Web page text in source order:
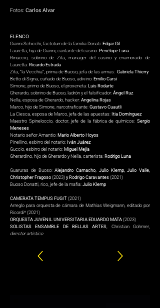
Fotos: Carlos Alvar
ELENCO
Gianni Schicchi, factotum de la familia Donati:Edgar Gil
Lauretta, hija de Gianni, cantante del casino:Penélope Luna
Rinuccio, sobrino de Zita, manager del casino y enamorado de
Lauretta:Ricardo Estrada
Zita, “la Vecchia”, prima de Buoso, jefa de las armas: Gabriela Thierry
Betto di Signa, cuñado de Buoso, adivino:Emilio Carsi
Simone, primo de Buoso, el proxeneta:Luis Rodarte
Gherardo, sobrino de Buoso, ladrón y el falsificador:Ángel Ruz
Nella, esposa de Gherardo, hacker:Angelina Rojas
Marco, hijo de Simone, narcotraficante:Gustavo Cuautli
La Ciesca, esposa de Marco, jefa de las apuestas:Itia Domínguez
Maestro Spineloccio, doctor, jefe de la fábrica de químicos: Sergio
Meneses
Notario señor Amantio:Mario Alberto Hoyos
Pinellino, esbirro del notario:Iván Juárez
Guccio, esbirro del notario:Miguel Mejía
Gherardino, hijo de Gherardo y Nella, carterista:Rodrigo Luna
Guaruras de Buoso:Alejandro Camacho, Julio Klemp, Julio Valle,
Christopher Fragoso(2023)y Rodrigo Caravantes(2021)
Buoso Donatti, rico, jefe de la mafia:Julio Klemp
CAMERATA TEMPUS FUGIT(2021)
Arreglo para orquesta de cámara de Mathias Weigmann, editado por
Ricordi* (2021)
ORQUESTA JUVENIL UNIVERSITARIA EDUARDO MATA(2023)
SOLISTAS ENSAMBLE DE BELLAS ARTES, Christian Gohmer,
director artístico